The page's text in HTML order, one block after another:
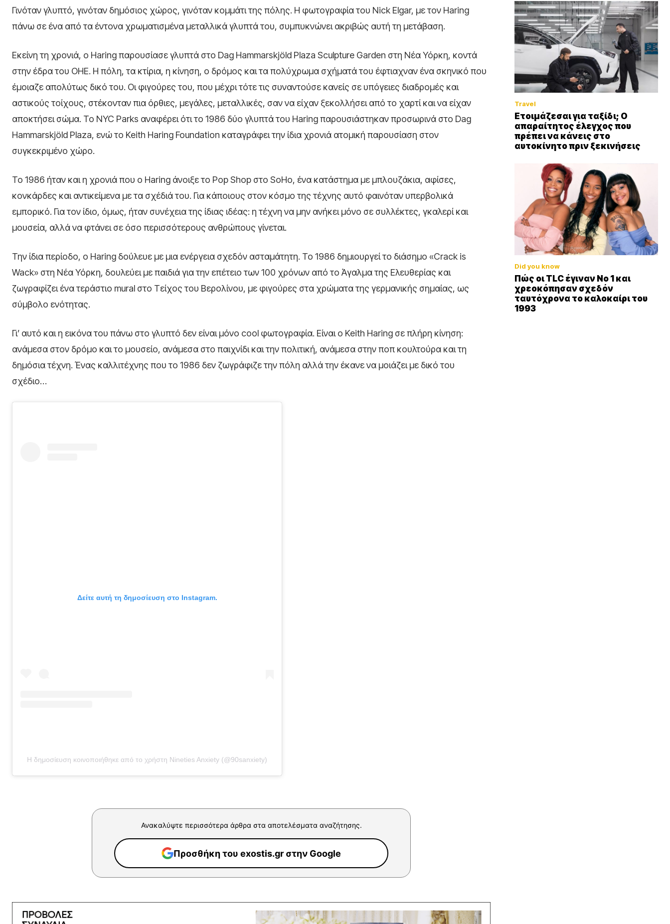
Γινόταν γλυπτό, γινόταν δημόσιος χώρος, γινόταν κομμάτι της πόλης. Η φωτογραφία του Nick Elgar, με τον Haring
πάνω σε ένα από τα έντονα χρωματισμένα μεταλλικά γλυπτά του, συμπυκνώνει ακριβώς αυτή τη μετάβαση.
Εκείνη τη χρονιά, ο Haring παρουσίασε γλυπτά στο Dag Hammarskjöld Plaza Sculpture Garden στη Νέα Υόρκη, κοντά
στην έδρα του ΟΗΕ. Η πόλη, τα κτίρια, η κίνηση, ο δρόμος και τα πολύχρωμα σχήματά του έφτιαχναν ένα σκηνικό που
έμοιαζε απολύτως δικό του. Οι φιγούρες του, που μέχρι τότε τις συναντούσε κανείς σε υπόγειες διαδρομές και
αστικούς τοίχους, στέκονταν πια όρθιες, μεγάλες, μεταλλικές, σαν να είχαν ξεκολλήσει από το χαρτί και να είχαν
αποκτήσει σώμα. Το NYC Parks αναφέρει ότι το 1986 δύο γλυπτά του Haring παρουσιάστηκαν προσωρινά στο Dag
Hammarskjöld Plaza, ενώ το Keith Haring Foundation καταγράφει την ίδια χρονιά ατομική παρουσίαση στον
συγκεκριμένο χώρο.
Το 1986 ήταν και η χρονιά που ο Haring άνοιξε το Pop Shop στο SoHo, ένα κατάστημα με μπλουζάκια, αφίσες,
κονκάρδες και αντικείμενα με τα σχέδιά του. Για κάποιους στον κόσμο της τέχνης αυτό φαινόταν υπερβολικά
εμπορικό. Για τον ίδιο, όμως, ήταν συνέχεια της ίδιας ιδέας: η τέχνη να μην ανήκει μόνο σε συλλέκτες, γκαλερί και
μουσεία, αλλά να φτάνει σε όσο περισσότερους ανθρώπους γίνεται.
Την ίδια περίοδο, ο Haring δούλευε με μια ενέργεια σχεδόν ασταμάτητη. Το 1986 δημιουργεί το διάσημο «Crack is
Wack» στη Νέα Υόρκη, δουλεύει με παιδιά για την επέτειο των 100 χρόνων από το Άγαλμα της Ελευθερίας και
ζωγραφίζει ένα τεράστιο mural στο Τείχος του Βερολίνου, με φιγούρες στα χρώματα της γερμανικής σημαίας, ως
σύμβολο ενότητας.
Γι’ αυτό και η εικόνα του πάνω στο γλυπτό δεν είναι μόνο cool φωτογραφία. Είναι ο Keith Haring σε πλήρη κίνηση:
ανάμεσα στον δρόμο και το μουσείο, ανάμεσα στο παιχνίδι και την πολιτική, ανάμεσα στην ποπ κουλτούρα και τη
δημόσια τέχνη. Ένας καλλιτέχνης που το 1986 δεν ζωγράφιζε την πόλη αλλά την έκανε να μοιάζει με δικό του
σχέδιο…
Δείτε αυτή τη δημοσίευση στο Instagram.
Η δημοσίευση κοινοποιήθηκε από το χρήστη Nineties Anxiety (@90sanxiety)
Ανακαλύψτε περισσότερα άρθρα στα αποτελέσματα αναζήτησης.
Προσθήκη του exostis.gr στην Google
Travel
Ετοιμάζεσαι για ταξίδι; Ο
απαραίτητος έλεγχος που
πρέπει να κάνεις στο
αυτοκίνητο πριν ξεκινήσεις
Did you know
Πώς οι TLC έγιναν Νο 1 και
χρεοκόπησαν σχεδόν
ταυτόχρονα το καλοκαίρι του
1993